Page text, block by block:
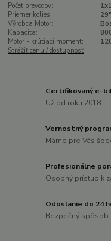
Počet prevodov:
Priemer kolies:
29"
Výrobca Motor:
Kapacita:
Motor - krútiaci moment:
Strážiť cenu / dostupnosť
Certifikovaný e-
Už od roku 2018
Vernostný
Máme pre Vás
Profesionálne
Osobný prístup k
Odoslanie do 24
Bezpečný